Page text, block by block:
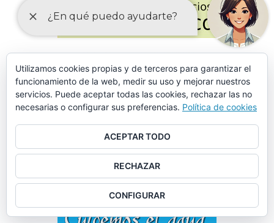
Utilizamos cookies propias y de terceros para garantizar el
funcionamiento de la web, medir su uso y mejorar nuestros
servicios. Puede aceptar todas las cookies, rechazar las no
necesarias o configurar sus preferencias. Política de cookies
ACEPTAR TODO
RECHAZAR
CONFIGURAR